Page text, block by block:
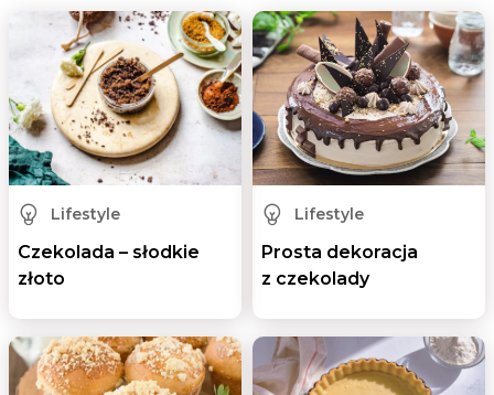
Lifestyle
Czekolada – słodkie
złoto
Lifestyle
Prosta dekoracja
z czekolady